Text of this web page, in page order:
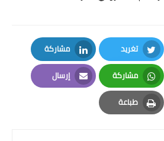
تغريد
Twitter
مشاركة
LinkedIn
مشاركة
Whatsapp
إرسال
Email
طباعة
Print